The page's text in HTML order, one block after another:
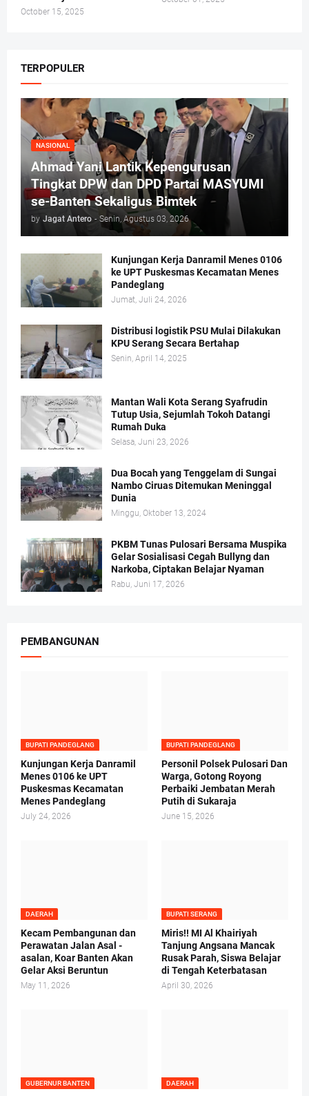
October 15, 2025
TERPOPULER
NASIONAL
Ahmad Yani Lantik Kepengurusan
Tingkat DPW dan DPD Partai MASYUMI
se-Banten Sekaligus Bimtek
by Jagat Antero - Senin, Agustus 03, 2026
Kunjungan Kerja Danramil Menes 0106
ke UPT Puskesmas Kecamatan Menes
Pandeglang
Jumat, Juli 24, 2026
Distribusi logistik PSU Mulai Dilakukan
KPU Serang Secara Bertahap
Senin, April 14, 2025
Mantan Wali Kota Serang Syafrudin
Tutup Usia, Sejumlah Tokoh Datangi
Rumah Duka
Selasa, Juni 23, 2026
Dua Bocah yang Tenggelam di Sungai
Nambo Ciruas Ditemukan Meninggal
Dunia
Minggu, Oktober 13, 2024
PKBM Tunas Pulosari Bersama Muspika
Gelar Sosialisasi Cegah Bullyng dan
Narkoba, Ciptakan Belajar Nyaman
Rabu, Juni 17, 2026
PEMBANGUNAN
BUPATI PANDEGLANG
Kunjungan Kerja Danramil
Menes 0106 ke UPT
Puskesmas Kecamatan
Menes Pandeglang
July 24, 2026
BUPATI PANDEGLANG
Personil Polsek Pulosari Dan
Warga, Gotong Royong
Perbaiki Jembatan Merah
Putih di Sukaraja
June 15, 2026
DAERAH
Kecam Pembangunan dan
Perawatan Jalan Asal -
asalan, Koar Banten Akan
Gelar Aksi Beruntun
May 11, 2026
BUPATI SERANG
Miris!! MI Al Khairiyah
Tanjung Angsana Mancak
Rusak Parah, Siswa Belajar
di Tengah Keterbatasan
April 30, 2026
GUBERNUR BANTEN DAERAH